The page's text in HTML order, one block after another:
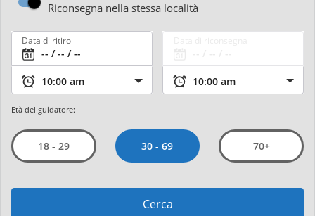
Riconsegna nella stessa località
Data di ritiro
Età del guidatore:
18 - 29 30 - 69 70+
Cerca